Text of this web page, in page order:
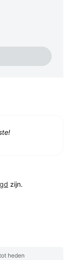
zijn.
heden